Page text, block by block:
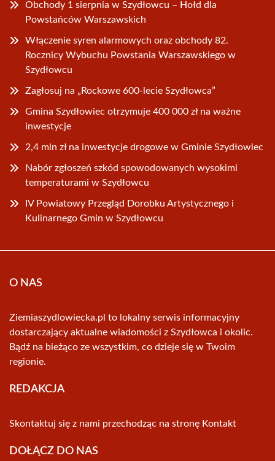
Obchody 1 sierpnia w Szydłowcu – Hołd dla
Powstańców Warszawskich
Włączenie syren alarmowych oraz obchody 82.
Rocznicy Wybuchu Powstania Warszawskiego w
Szydłowcu
Zagłosuj na „Rockowe 600-lecie Szydłowca”
Gmina Szydłowiec otrzymuje 400 000 zł na ważne
inwestycje
2,4 mln zł na inwestycje drogowe w Gminie Szydłowiec
Nabór zgłoszeń szkód spowodowanych wysokimi
temperaturami w Szydłowcu
IV Powiatowy Przegląd Dorobku Artystycznego i
Kulinarnego Gmin w Szydłowcu
O NAS
Ziemiaszydlowiecka.pl to lokalny serwis informacyjny
dostarczający aktualne wiadomości z Szydłowca i okolic.
Bądź na bieżąco ze wszystkim, co dzieje się w Twoim
regionie.
REDAKCJA
Skontaktuj się z nami przechodząc na stronę Kontakt
DOŁĄCZ DO NAS